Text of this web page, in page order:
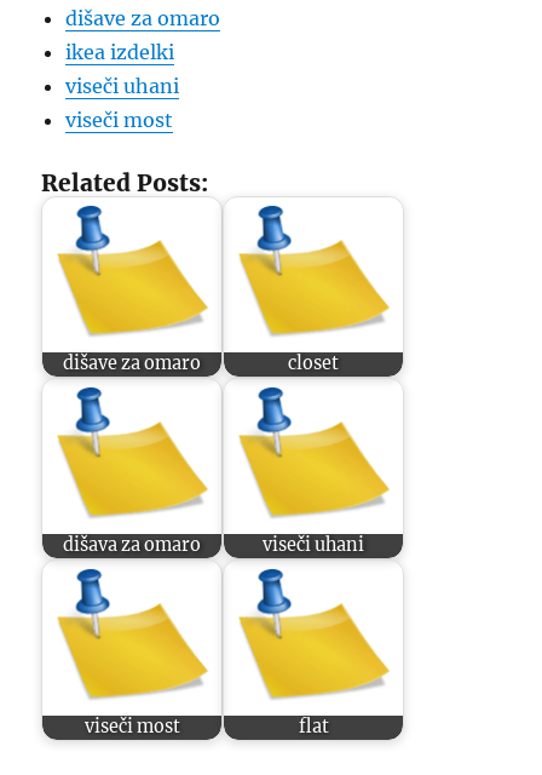
dišave za omaro
ikea izdelki
viseči uhani
viseči most
Related Posts:
dišave za omaro closet
dišava za omaro viseči uhani
viseči most flat